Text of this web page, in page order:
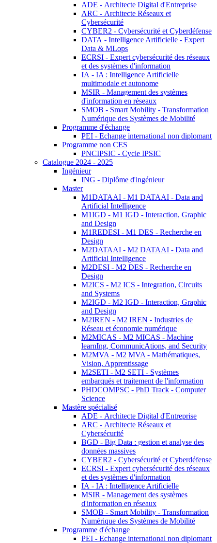
ADE - Architecte Digital d'Entreprise
ARC - Architecte Réseaux et
Cybersécurité
CYBER2 - Cybersécurité et Cyberdéfense
DATA - Intelligence Artificielle - Expert
Data & MLops
ECRSI - Expert cybersécurité des réseaux
et des systèmes d'information
IA - IA : Intelligence Artificielle
multimodale et autonome
MSIR - Management des systèmes
d'information en réseaux
SMOB - Smart Mobility - Transformation
Numérique des Systèmes de Mobilité
Programme d'échange
PEI - Echange international non diplomant
Programme non CES
PNCIPSIC - Cycle IPSIC
Catalogue 2024 - 2025
Ingénieur
ING - Diplôme d'ingénieur
Master
M1DATAAI - M1 DATAAI - Data and
Artificial Intelligence
M1IGD - M1 IGD - Interaction, Graphic
and Design
M1REDESI - M1 DES - Recherche en
Design
M2DATAAI - M2 DATAAI - Data and
Artificial Intelligence
M2DESI - M2 DES - Recherche en
Design
M2ICS - M2 ICS - Integration, Circuits
and Systems
M2IGD - M2 IGD - Interaction, Graphic
and Design
M2IREN - M2 IREN - Industries de
Réseau et économie numérique
M2MICAS - M2 MICAS - Machine
learnIng, CommunicAtions, and Security
M2MVA - M2 MVA - Mathématiques,
Vision, Apprentissage
M2SETI - M2 SETI - Systèmes
embarqués et traitement de l'information
PHDCOMPSC - PhD Track - Computer
Science
Mastère spécialisé
ADE - Architecte Digital d'Entreprise
ARC - Architecte Réseaux et
Cybersécurité
BGD - Big Data : gestion et analyse des
données massives
CYBER2 - Cybersécurité et Cyberdéfense
ECRSI - Expert cybersécurité des réseaux
et des systèmes d'information
IA - IA : Intelligence Artificielle
MSIR - Management des systèmes
d'information en réseaux
SMOB - Smart Mobility - Transformation
Numérique des Systèmes de Mobilité
Programme d'échange
PEI - Echange international non diplomant